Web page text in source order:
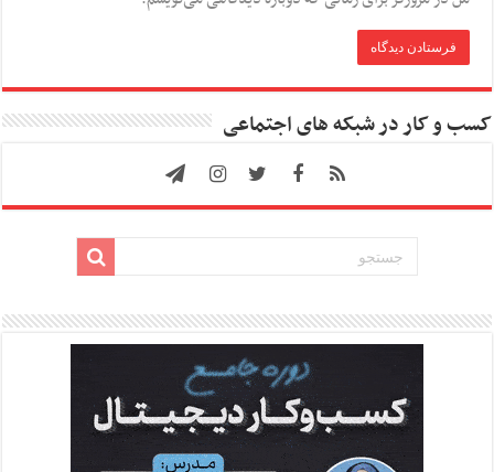
کسب و کار در شبکه های اجتماعی